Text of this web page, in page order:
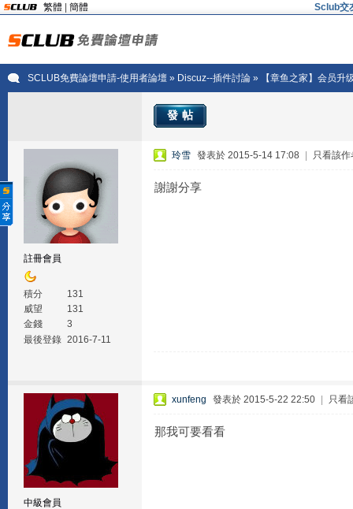
繁體 簡體 Sclub交
SCLUB免費論壇申請-使用者論壇» Discuz--插件討論» 【章鱼之家】会员升
發帖
註冊會員
積分
131
威望
131
金錢
3
最後登錄 2016-7-11
玲雪 發表於 2015-5-14 17:08 只看該作
謝謝分享
中級會員
xunfeng 發表於 2015-5-22 22:50 只看
那我可要看看